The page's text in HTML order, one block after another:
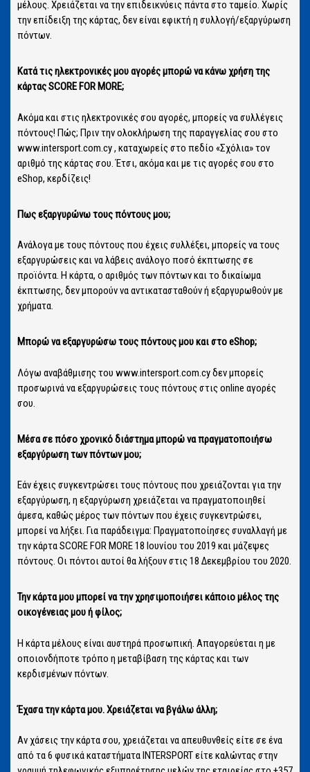
μέλους. Χρειάζεται να την επιδεικνύεις πάντα στο ταμείο. Χωρίς
την επίδειξη της κάρτας, δεν είναι εφικτή η συλλογή/εξαργύρωση
πόντων.
Κατά τις ηλεκτρονικές μου αγορές μπορώ να κάνω χρήση της
κάρτας SCORE FOR MORE;
Ακόμα και στις ηλεκτρονικές σου αγορές, μπορείς να συλλέγεις
πόντους! Πώς; Πριν την ολοκλήρωση της παραγγελίας σου στο
www.intersport.com.cy , καταχωρείς στο πεδίο «Σχόλια» τον
αριθμό της κάρτας σου. Έτσι, ακόμα και με τις αγορές σου στο
eShop, κερδίζεις!
Πως εξαργυρώνω τους πόντους μου;
Ανάλογα με τους πόντους που έχεις συλλέξει, μπορείς να τους
εξαργυρώσεις και να λάβεις ανάλογο ποσό έκπτωσης σε
προϊόντα. Η κάρτα, ο αριθμός των πόντων και το δικαίωμα
έκπτωσης, δεν μπορούν να αντικατασταθούν ή εξαργυρωθούν με
χρήματα.
Μπορώ να εξαργυρώσω τους πόντους μου και στο eShop;
Λόγω αναβάθμισης του www.intersport.com.cy δεν μπορείς
προσωρινά να εξαργυρώσεις τους πόντους στις online αγορές
σου.
Μέσα σε πόσο χρονικό διάστημα μπορώ να πραγματοποιήσω
εξαργύρωση των πόντων μου;
Εάν έχεις συγκεντρώσει τους πόντους που χρειάζονται για την
εξαργύρωση, η εξαργύρωση χρειάζεται να πραγματοποιηθεί
άμεσα, καθώς μέρος των πόντων που έχεις συγκεντρώσει,
μπορεί να λήξει. Για παράδειγμα: Πραγματοποίησες συναλλαγή με
την κάρτα SCORE FOR MORE 18 Ιουνίου του 2019 και μάζεψες
πόντους. Οι πόντοι αυτοί θα λήξουν στις 18 Δεκεμβρίου του 2020.
Την κάρτα μου μπορεί να την χρησιμοποιήσει κάποιο μέλος της
οικογένειας μου ή φίλος;
Η κάρτα μέλους είναι αυστηρά προσωπική. Απαγορεύεται η με
οποιονδήποτε τρόπο η μεταβίβαση της κάρτας και των
κερδισμένων πόντων.
Έχασα την κάρτα μου. Χρειάζεται να βγάλω άλλη;
Αν χάσεις την κάρτα σου, χρειάζεται να απευθυνθείς είτε σε ένα
από τα 6 φυσικά καταστήματα INTERSPORT είτε καλώντας στην